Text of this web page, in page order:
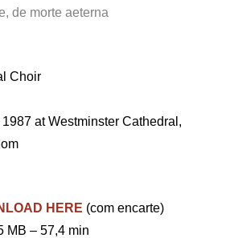
de morte aeterna
Choir
at Westminster Cathedral,
HERE (com encarte)
MB – 57,4 min